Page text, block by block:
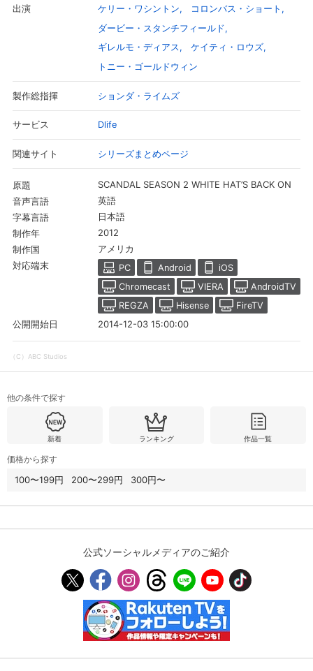
会員設定 会員情報
基本情報、本人連絡先、パスワード 、クレ
ジットカード情報の変更が可能です。
決済方法変更
購入明細
現在獲得済みのお得なクーポンを確認でき
す。お気に入りに追加した作品の削除も可
サイト内の閲覧履歴を確認できます。履歴
の削除も可能です。
サイト内で表示される作品の表示制限が可
す。
出演 ケリー・ワシントン
コロンバス・ショート
ダービー・スタンチフィールド
ギレルモ・ディアス
ケイティ・ロウズ
トニー・ゴールドウィン
製作総指揮 ションダ・ライムズ
サービス Dlife
関連サイト シリーズまとめページ
原題 SCANDAL SEASON 2 WHITE HAT’S BACK ON
音声言語 英語
字幕言語 日本語
制作年 2012
制作国 アメリカ
対応端末 PC Android
iOS
Chromecast
VIERA
AndroidTV
REGZA
Hisense
FireTV
公開開始日
2014-12-03 15:00:00
（C）ABC Studios
他の条件で探す
新着 ランキング 作品一覧
価格から探す
100〜199円 200〜299円 300円〜
公式ソーシャルメディアのご紹介